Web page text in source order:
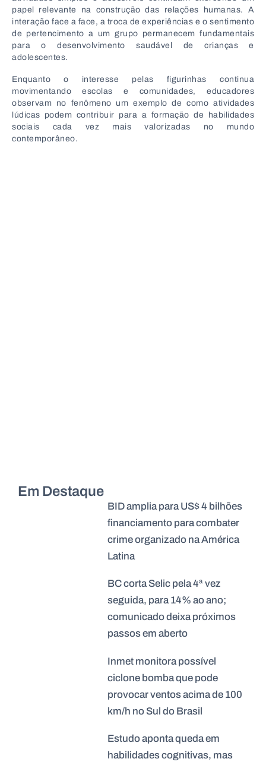
papel relevante na construção das relações humanas. A
interação face a face, a troca de experiências e o sentimento
de pertencimento a um grupo permanecem fundamentais
para o desenvolvimento saudável de crianças e
adolescentes.
Enquanto o interesse pelas figurinhas continua
movimentando escolas e comunidades, educadores
observam no fenômeno um exemplo de como atividades
lúdicas podem contribuir para a formação de habilidades
sociais cada vez mais valorizadas no mundo
contemporâneo.
Em Destaque
BID amplia para US$ 4 bilhões
financiamento para combater
crime organizado na América
Latina
BC corta Selic pela 4ª vez
seguida, para 14% ao ano;
comunicado deixa próximos
passos em aberto
Inmet monitora possível
ciclone bomba que pode
provocar ventos acima de 100
km/h no Sul do Brasil
Estudo aponta queda em
habilidades cognitivas, mas